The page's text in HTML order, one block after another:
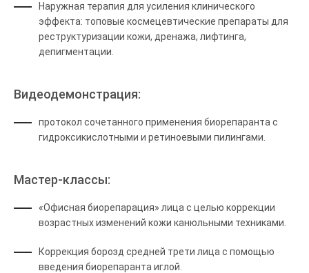
Наружная терапия для усиления клинического
эффекта: топовые космецевтические препараты для
реструктуризации кожи, дренажа, лифтинга,
депигментации.
Видеодемонстрация:
протокол сочетанного применения биорепаранта с
гидроксикислотными и ретиноевыми пилингами.
Мастер-классы:
«Офисная биорепарация» лица с целью коррекции
возрастных изменений кожи канюльными техниками.
Коррекция борозд средней трети лица с помощью
введения биорепаранта иглой.